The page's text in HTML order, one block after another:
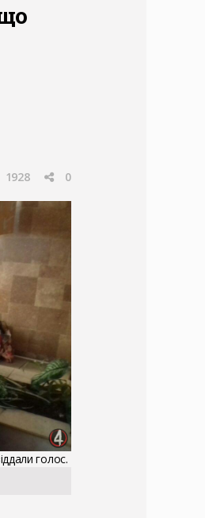
1928 0
голос.